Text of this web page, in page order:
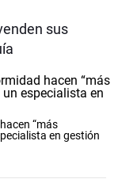
sus
“más
en gestión